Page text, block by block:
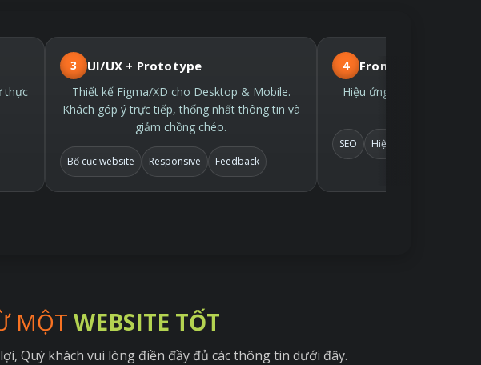
thực
3 UI/UX + Prototype
Thiết kế Figma/XD cho Desktop & Mobile.
Khách góp ý trực tiếp, thống nhất thông tin và
giảm chồng chéo.
Bố cục website Responsive Feedback
4 Front-end hiện đại
Hiệu ứng nhẹ, SEO sớm
SEO Hiệu ứng nhẹ
MỘT WEBSITE TỐT
Quý khách vui lòng điền đầy đủ các thông tin dưới đây.